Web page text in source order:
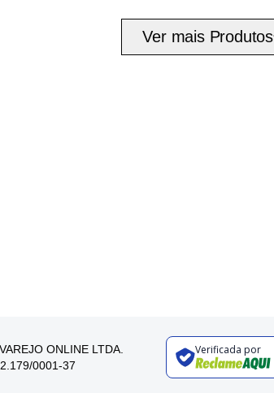
Ver mais Produtos
ONLINE LTDA.
0001-37
Verificada por